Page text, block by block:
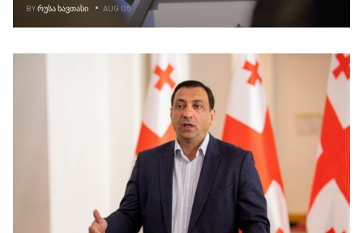
BYᲠᲣᲡᲐ ᲮᲐᲕᲗᲐᲡᲘ AUG 06